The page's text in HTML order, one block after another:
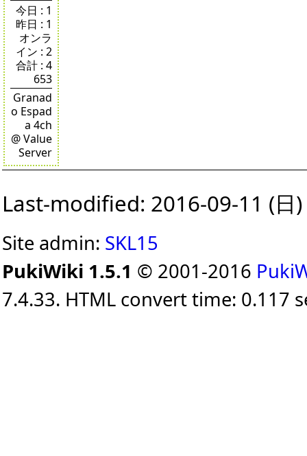
今日 : 1
昨日 : 1
オンラ
イン : 2
合計 : 4
653
Granad
o Espad
a 4ch
@ Value
Server
Last-modified: 2016-09-11 (日
Site admin: SKL15
PukiWiki 1.5.1 © 2001-2016
7.4.33. HTML convert time: 0.117